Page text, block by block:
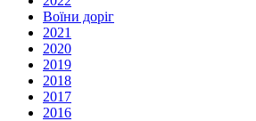
Воїни доріг
2021
2020
2019
2018
2017
2016